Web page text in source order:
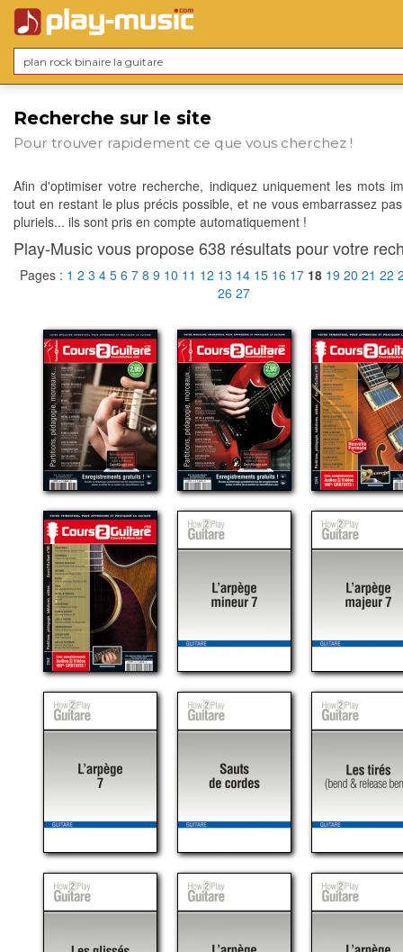
Recherche sur le site
Pour trouver rapidement ce que vous cherchez !
Afin d'optimiser votre recherche, indiquez uniquement les mots
tout en restant le plus précis possible, et ne vous embarrassez
pluriels... ils sont pris en compte automatiquement !
Play-Music vous propose 638 résultats pour votre
Pages : 1 2 3 4 5 6 7 8 9 10 11 12 13 14 15 16 17 18 19 20 21 22
26 27